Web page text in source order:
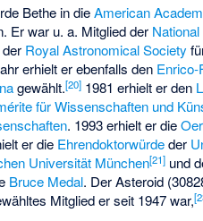
Bethe in dieAmerican
Er war u. a. Mitglied der
der Royal Astronomical Society
erhielt er ebenfalls den Enrico-
gewählt.[20] 1981 erhielt er den
für Wissenschaften und
. 1993 erhielt er die
er die Ehrendoktorwürdeder
Universität München[21] und
Bruce Medal. Der Asteroid
Mitglied er seit 1947 war,[